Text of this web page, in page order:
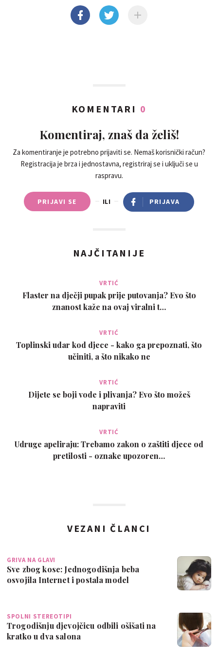
KOMENTARI 0
Komentiraj, znaš da želiš!
Za komentiranje je potrebno prijaviti se. Nemaš korisnički račun?
Registracija je brza i jednostavna, registriraj se i uključi se u
raspravu.
PRIJAVI SE ILI PRIJAVA
NAJČITANIJE
VRTIĆ
Flaster na dječji pupak prije putovanja? Evo što
znanost kaže na ovaj viralni t…
VRTIĆ
Toplinski udar kod djece - kako ga prepoznati, što
učiniti, a što nikako ne
VRTIĆ
Dijete se boji vode i plivanja? Evo što možeš
napraviti
VRTIĆ
Udruge apeliraju: Trebamo zakon o zaštiti djece od
pretilosti - oznake upozoren…
VEZANI ČLANCI
GRIVA NA GLAVI
Sve zbog kose: Jednogodišnja beba
osvojila Internet i postala model
SPOLNI STEREOTIPI
Trogodišnju djevojčicu odbili ošišati na
kratko u dva salona